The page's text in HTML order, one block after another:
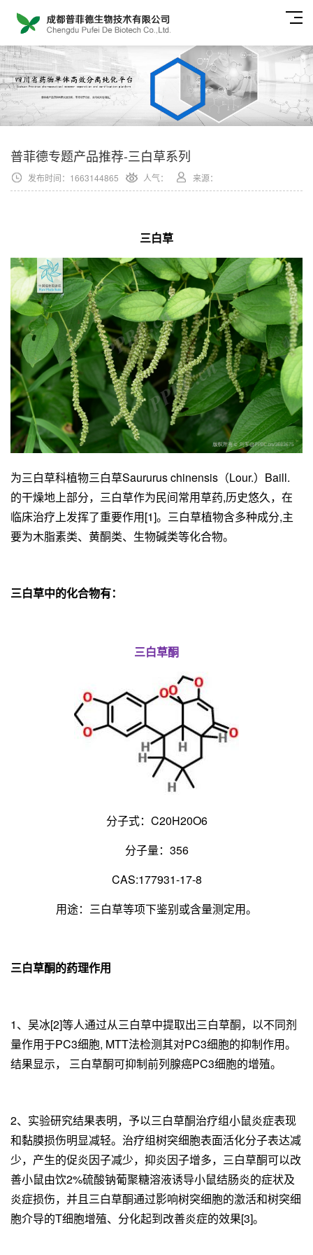
普菲德专题产品推荐-三白草系列
发布时间：1663144865 人气： 来源：
三白草
为三白草科植物三白草Saururus chinensis（Lour.）Baill.
的干燥地上部分，三白草作为民间常用草药,历史悠久，在
临床治疗上发挥了重要作用[1]。三白草植物含多种成分,主
要为木脂素类、黄酮类、生物碱类等化合物。
三白草中的化合物有：
三白草酮
分子式：C20H20O6
分子量：356
CAS:177931-17-8
用途：三白草等项下鉴别或含量测定用。
三白草酮的药理作用
1、吴冰[2]等人通过从三白草中提取出三白草酮，以不同剂
量作用于PC3细胞, MTT法检测其对PC3细胞的抑制作用。
结果显示， 三白草酮可抑制前列腺癌PC3细胞的增殖。
2、实验研究结果表明，予以三白草酮治疗组小鼠炎症表现
和黏膜损伤明显减轻。治疗组树突细胞表面活化分子表达减
少，产生的促炎因子减少，抑炎因子增多，三白草酮可以改
善小鼠由饮2%硫酸钠葡聚糖溶液诱导小鼠结肠炎的症状及
炎症损伤，并且三白草酮通过影响树突细胞的激活和树突细
胞介导的T细胞增殖、分化起到改善炎症的效果[3]。